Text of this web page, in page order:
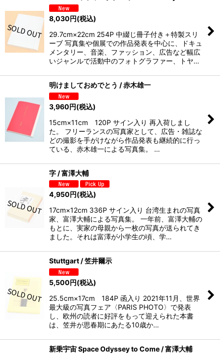
8,030円(税込)
29.7cm×22cm 254P 中綴じ冊子付き＋特製スリ
ーブ 写真集や個展での作品発表を中心に、ドキュ
メンタリー、音楽、ファッション、広告など幅広
いジャンルで活動中のフォトグラファー、トヤ…
明けましておめでとう / 赤木雄一
3,960円(税込)
15cm×11cm 120P サイン入り 再入荷しまし
た。 フリーランスの写真家として、広告・雑誌な
どの撮影を手がけながら作品発表も継続的に行っ
ている、赤木雄一による写真集。 …
字 / 富澤大輔
4,950 円(税込)
17cm×12cm 336P サイン入り 台湾生まれの写真
家、富澤大輔による写真集。 一年前、富澤大輔の
もとに、実家の母親から一枚の写真が送られてき
ました。それは富澤が小学生の頃、学…
Stuttgart / 笠井爾示
5,500円(税込)
25.5cm×17cm 184P 函入り 2021年11月、世界
最大級の写真フェア〈PARIS PHOTO〉で発表
し、欧州の読者に好評をもって迎えられた本書
は、笠井が思春期にあたる10歳か…
新乗宇宙 Space Odyssey to Come / 富澤大輔